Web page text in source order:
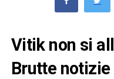
Vitik non si
Brutte notizie